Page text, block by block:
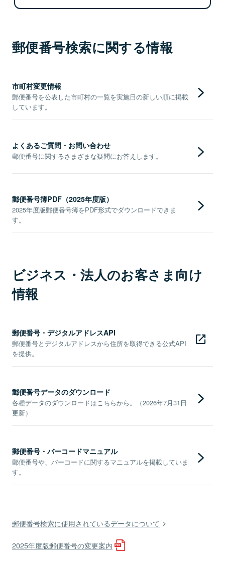
郵便番号検索に関する情報
市町村変更情報
郵便番号を公表した市町村の一覧を実施日の新しい順に掲載
しています。
よくあるご質問・お問い合わせ
郵便番号に関するさまざまな疑問にお答えします。
郵便番号簿PDF（2025年度版）
2025年度版郵便番号簿をPDF形式でダウンロードできま
す。
ビジネス・法人のお客さま向け
情報
郵便番号・デジタルアドレスAPI
郵便番号とデジタルアドレスから住所を取得できる公式API
を提供。
郵便番号データのダウンロード
各種データのダウンロードはこちらから。（2026年7月31日
更新）
郵便番号・バーコードマニュアル
郵便番号や、バーコードに関するマニュアルを掲載していま
す。
郵便番号検索に使用されているデータについて
2025年度版郵便番号の変更案内